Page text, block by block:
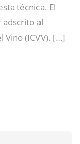
técnica. El
adscrito al
Vino (ICVV). […]